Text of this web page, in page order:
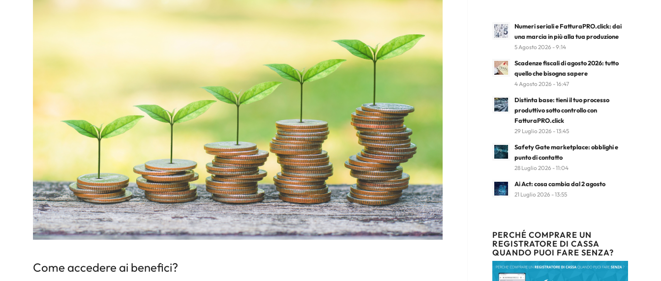
Come accedere ai benefici?
Numeri seriali e FatturaPRO.click: dai
una marcia in più alla tua produzione
5 Agosto 2026 - 9:14
Scadenze fiscali di agosto 2026: tutto
quello che bisogna sapere
4 Agosto 2026 - 16:47
Distinta base: tieni il tuo processo
produttivo sotto controllo con
FatturaPRO.click
29 Luglio 2026 - 13:45
Safety Gate marketplace: obblighi e
punto di contatto
28 Luglio 2026 - 11:04
Ai Act: cosa cambia dal 2 agosto
21 Luglio 2026 - 13:55
PERCHÉ COMPRARE UN
REGISTRATORE DI CASSA
QUANDO PUOI FARE SENZA?